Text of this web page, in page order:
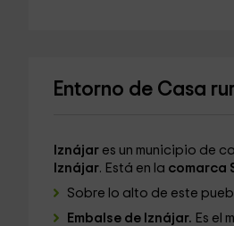
Entorno de Casa
Iznájar es un municipio de
Iznájar. Está en la comarca
Sobre lo alto de este
Embalse de Iznájar. Es el